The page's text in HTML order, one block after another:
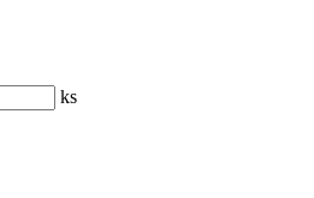
ks